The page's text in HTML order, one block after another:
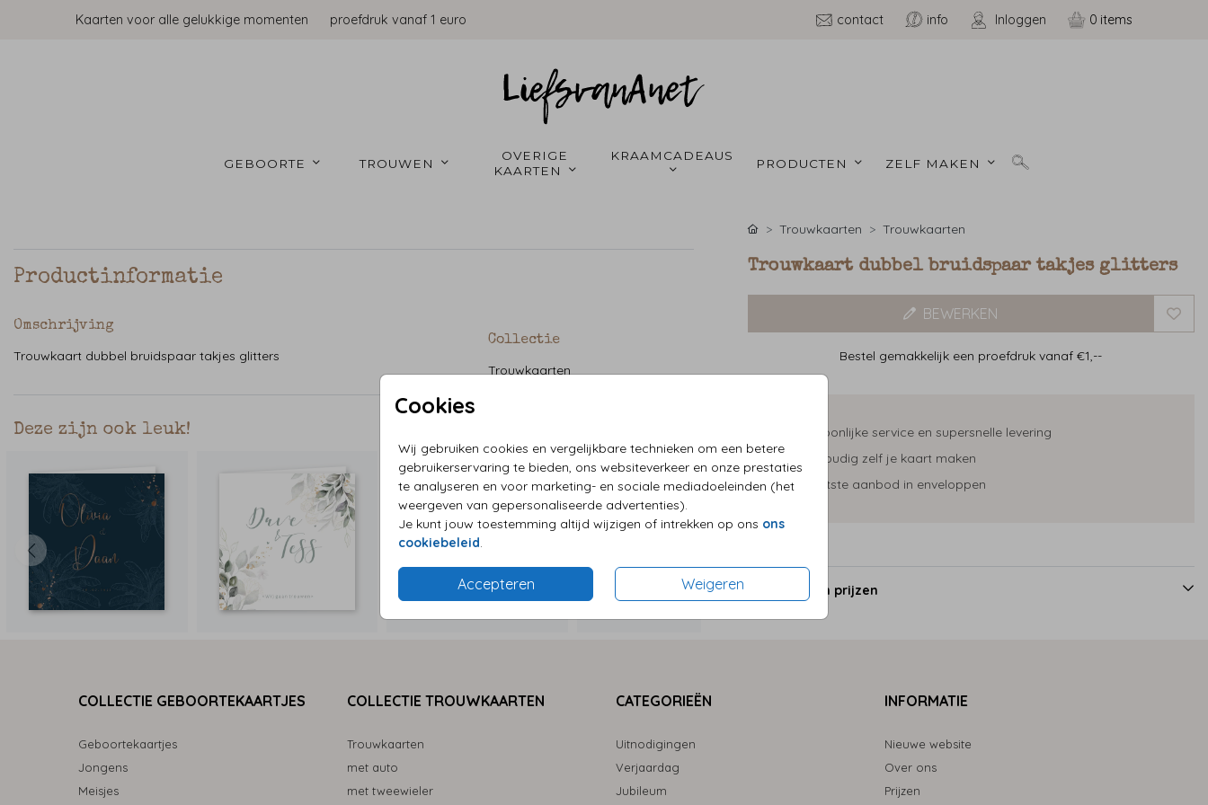
Kaarten voor alle gelukkige momenten proefdruk vanaf 1 euro contact info Inloggen 0
GEBOORTE TROUWEN
OVERIGE
KAARTEN
PRODUCTEN ZELF MAKEN
Cookies
Wij gebruiken cookies en vergelijkbare technieken om een betere
gebruikerservaring te bieden, ons websiteverkeer en onze prestaties
te analyseren en voor marketing- en sociale mediadoeleinden (het
weergeven van gepersonaliseerde advertenties).
Je kunt jouw toestemming altijd wijzigen of intrekken op ons ons
cookiebeleid.
Accepteren Weigeren
Productinformatie
Omschrijving
Trouwkaart dubbel bruidspaar takjes glitters
Collectie
Trouwkaarten
Deze zijn ook leuk!
Trouwkaarten Trouwkaarten
Trouwkaart dubbel bruidspaar takjes glitters
BEWERKEN
Bestel gemakkelijk een proefdruk vanaf €1,--
Persoonlijke service en supersnelle levering
Eenvoudig zelf je kaart maken
Grootste aanbod in enveloppen
Formaten en prijzen
COLLECTIE GEBOORTEKAARTJES
Geboortekaartjes
Jongens
Meisjes
COLLECTIE TROUWKAARTEN
Trouwkaarten
met auto
met tweewieler
CATEGORIEËN
Uitnodigingen
Verjaardag
Jubileum
INFORMATIE
Nieuwe website
Over ons
Prijzen